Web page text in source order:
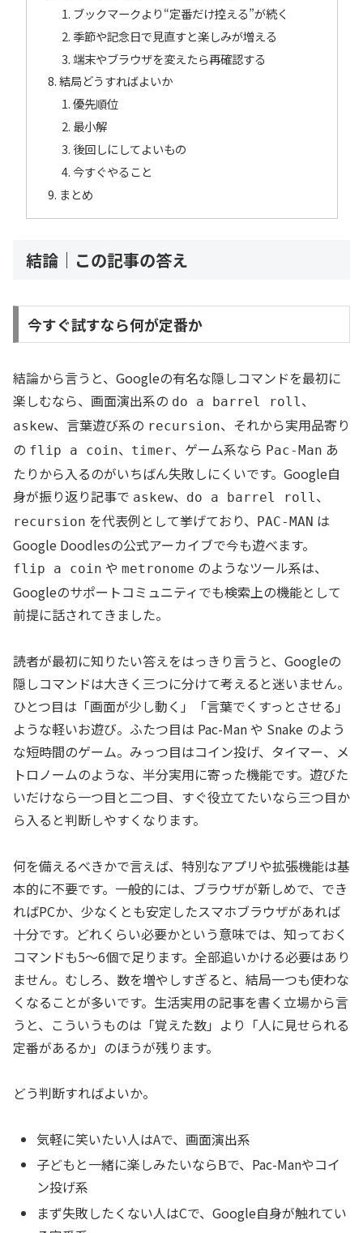
ブックマークより“定番だけ控える”が続く
季節や記念日で見直すと楽しみが増える
端末やブラウザを変えたら再確認する
結局どうすればよいか
優先順位
最小解
後回しにしてよいもの
今すぐやること
まとめ
結論｜この記事の答え
今すぐ試すなら何が定番か
結論から言うと、Googleの有名な隠しコマンドを最初に
楽しむなら、画面演出系の do a barrel roll、
askew、言葉遊び系の recursion、それから実用品寄り
の flip a coin、 timer、ゲーム系なら Pac-Man あ
たりから入るのがいちばん失敗しにくいです。Google自
身が振り返り記事で askew、 do a barrel roll、
recursion を代表例として挙げており、 PAC-MAN は
Google Doodlesの公式アーカイブで今も遊べます。
flip a coin や metronome のようなツール系は、
Googleのサポートコミュニティでも検索上の機能として
前提に話されてきました。
読者が最初に知りたい答えをはっきり言うと、Googleの
隠しコマンドは大きく三つに分けて考えると迷いません。
ひとつ目は「画面が少し動く」「言葉でくすっとさせる」
ような軽いお遊び。ふたつ目は Pac-Man や Snake のよう
な短時間のゲーム。みっつ目はコイン投げ、タイマー、メ
トロノームのような、半分実用に寄った機能です。遊びた
いだけなら一つ目と二つ目、すぐ役立てたいなら三つ目か
ら入ると判断しやすくなります。
何を備えるべきかで言えば、特別なアプリや拡張機能は基
本的に不要です。一般的には、ブラウザが新しめで、でき
ればPCか、少なくとも安定したスマホブラウザがあれば
十分です。どれくらい必要かという意味では、知っておく
コマンドも5〜6個で足ります。全部追いかける必要はあり
ません。むしろ、数を増やしすぎると、結局一つも使わな
くなることが多いです。生活実用の記事を書く立場から言
うと、こういうものは「覚えた数」より「人に見せられる
定番があるか」のほうが残ります。
どう判断すればよいか。
気軽に笑いたい人はAで、画面演出系
子どもと一緒に楽しみたいならBで、Pac-Manやコイ
ン投げ系
まず失敗したくない人はCで、Google自身が触れてい